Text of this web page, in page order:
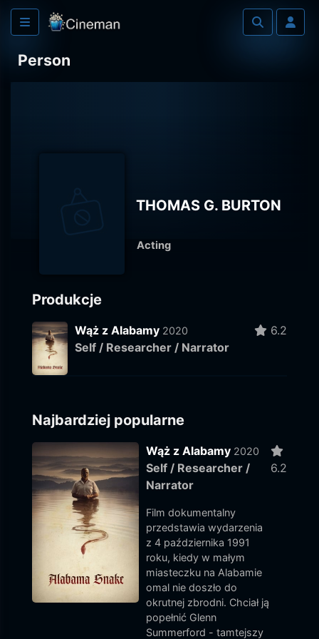
Person
THOMAS G. BURTON
Acting
Produkcje
Wąż z Alabamy 2020
Self / Researcher / Narrator
6.2
Najbardziej popularne
Wąż z Alabamy 2020
Self / Researcher /
Narrator
Film dokumentalny
przedstawia wydarzenia
z 4 października 1991
roku, kiedy w małym
miasteczku na Alabamie
omal nie doszło do
okrutnej zbrodni. Chciał ją
popełnić Glenn
Summerford - tamtejszy
6.2